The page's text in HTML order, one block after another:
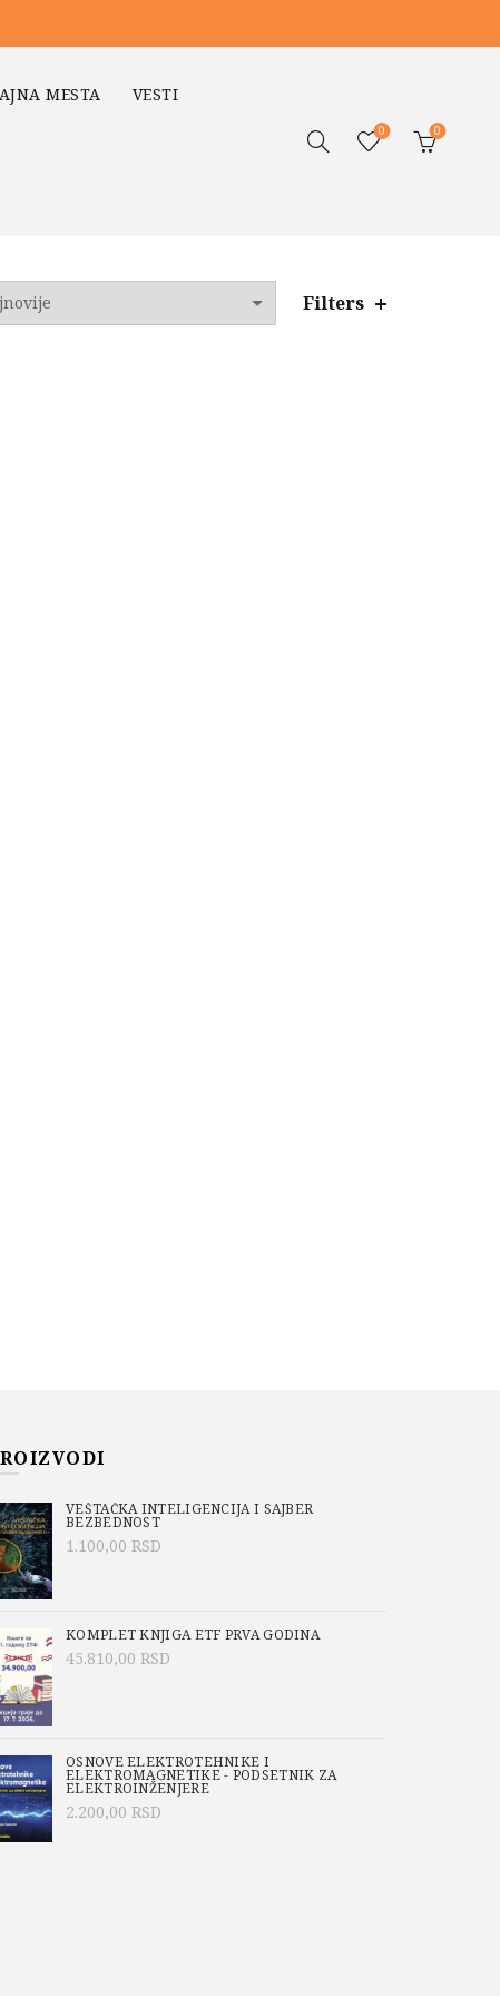
MESTA VESTI
0 0
Filters
VEŠTAČKA INTELIGENCIJA I SAJBER
BEZBEDNOST
1.100,00 RSD
KOMPLET KNJIGA ETF PRVA GODINA
45.810,00 RSD
OSNOVE ELEKTROTEHNIKE I
ELEKTROMAGNETIKE - PODSETNIK ZA
ELEKTROINŽENJERE
2.200,00 RSD